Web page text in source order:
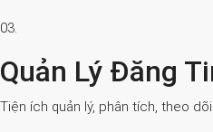
03.
Quản Lý Đăng
Tiện ích quản lý, phân tích, theo